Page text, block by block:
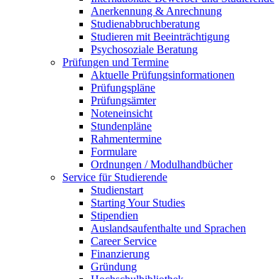
Anerkennung & Anrechnung
Studienabbruchberatung
Studieren mit Beeinträchtigung
Psychosoziale Beratung
Prüfungen und Termine
Aktuelle Prüfungsinformationen
Prüfungspläne
Prüfungsämter
Noteneinsicht
Stundenpläne
Rahmentermine
Formulare
Ordnungen / Modulhandbücher
Service für Studierende
Studienstart
Starting Your Studies
Stipendien
Auslandsaufenthalte und Sprachen
Career Service
Finanzierung
Gründung